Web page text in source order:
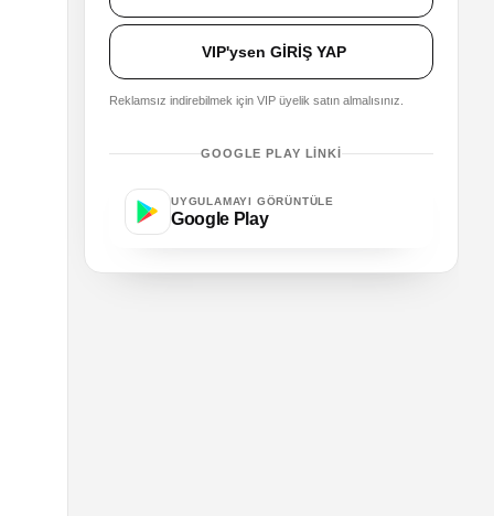
VIP'ysen GİRİŞ YAP
Reklamsız indirebilmek için VIP üyelik satın almalısınız.
GOOGLE PLAY LINKI
UYGULAMAYI GÖRÜNTÜLE
Google Play